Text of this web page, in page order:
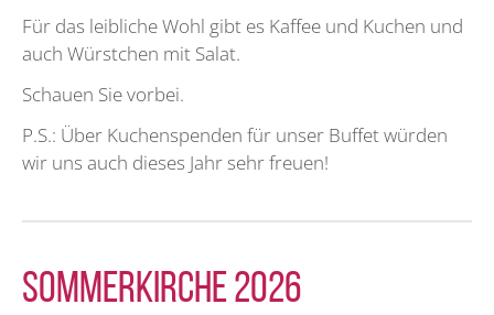
Für das leibliche Wohl gibt es Kaffee und Kuchen und
auch Würstchen mit Salat.
Schauen Sie vorbei.
P.S.: Über Kuchenspenden für unser Buffet würden
wir uns auch dieses Jahr sehr freuen!
Sommerkirche 2026